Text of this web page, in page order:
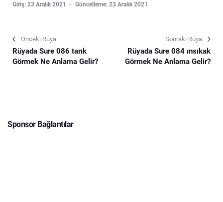
Giriş: 23 Aralık 2021 Güncelleme: 23 Aralık 2021
Önceki Rüya
Rüyada Sure 086 tarık
Görmek Ne Anlama Gelir?
Sonraki Rüya
Rüyada Sure 084 ınsıkak
Görmek Ne Anlama Gelir?
Sponsor Bağlantılar